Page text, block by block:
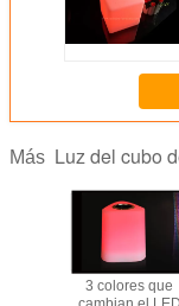
Más Luz del cubo
3 colores que